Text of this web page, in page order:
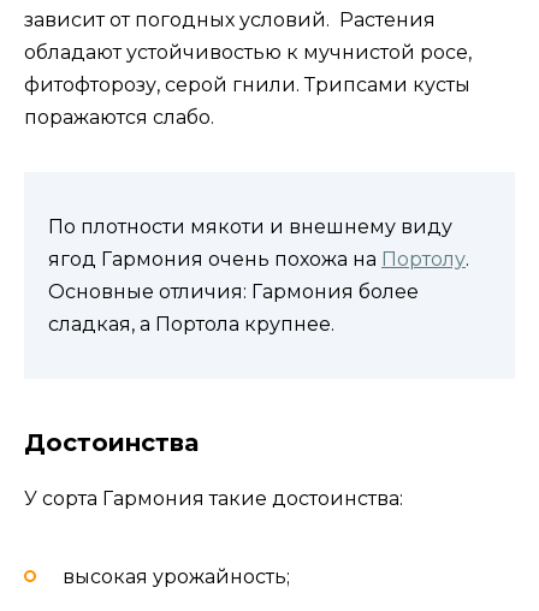
зависит от погодных условий. Растения
обладают устойчивостью к мучнистой росе,
фитофторозу, серой гнили. Трипсами кусты
поражаются слабо.
По плотности мякоти и внешнему виду
ягод Гармония очень похожа на Портолу.
Основные отличия: Гармония более
сладкая, а Портола крупнее.
Достоинства
У сорта Гармония такие достоинства:
высокая урожайность;